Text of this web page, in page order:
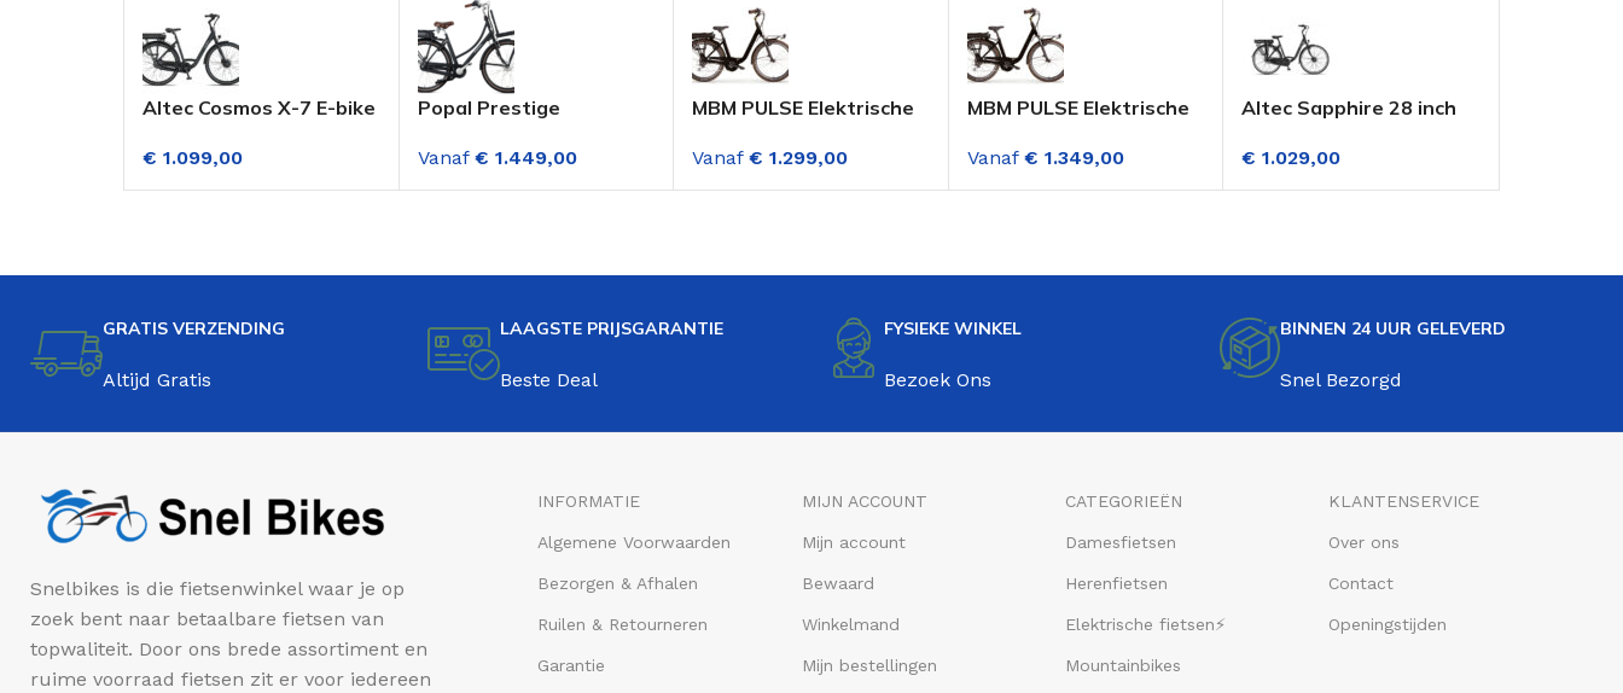
Altec Cosmos X-7 E-bike
Versnellingen
(Voorwielmotor)
€ 1.099,00
Popal Prestige
Transportfiets Dame 3
Versnellingen Mat
Vanaf € 1.449,00
MBM PULSE Elektrische
Zwart 7 Versnelling
Vanaf € 1.299,00
MBM PULSE Elektrische
Zwart 7 Versnelling
Vanaf € 1.349,00
Altec Sapphire 28 inch
Versnellingen Mat
Zwart
€ 1.029,00
GRATIS VERZENDING
Altijd Gratis
LAAGSTE PRIJSGARANTIE
Beste Deal
FYSIEKE WINKEL
Bezoek Ons
BINNEN 24 UUR GELEVERD
Snel Bezorgd
Snelbikes is die fietsenwinkel waar je op
zoek bent naar betaalbare fietsen van
topwaliteit. Door ons brede assortiment en
ruime voorraad fietsen zit er voor iedereen
INFORMATIE
Algemene Voorwaarden
Bezorgen & Afhalen
Ruilen & Retourneren
Garantie
MIJN ACCOUNT
Mijn account
Bewaard
Winkelmand
Mijn bestellingen
CATEGORIEËN
Damesfietsen
Herenfietsen
Elektrische fietsen⚡
Mountainbikes
KLANTENSERVICE
Over ons
Contact
Openingstijden